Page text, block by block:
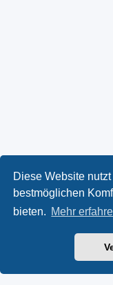
Diese Website
bestmöglichen
bieten. Mehr